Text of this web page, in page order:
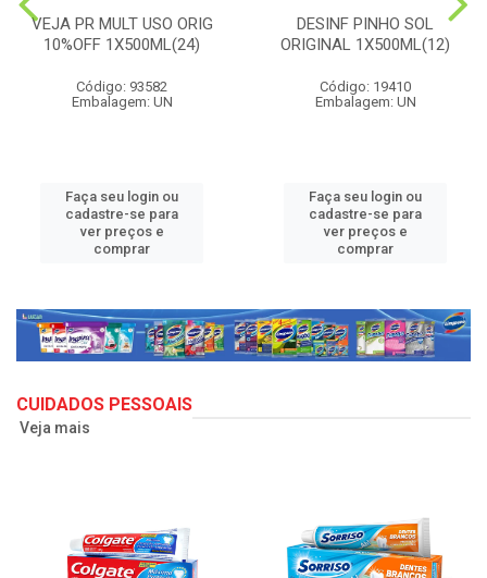
VEJA PR MULT USO ORIG
10%OFF 1X500ML(24)
Código: 93582
Embalagem: UN
Faça seu login ou
cadastre-se para
ver preços e
comprar
DESINF PINHO SOL
ORIGINAL 1X500ML(12)
Código: 19410
Embalagem: UN
Faça seu login ou
cadastre-se para
ver preços e
comprar
CUIDADOS PESSOAIS
Veja mais